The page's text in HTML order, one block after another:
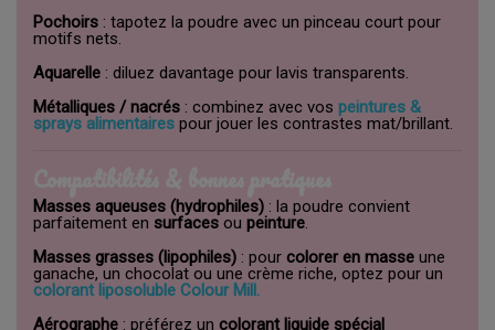
Pochoirs : tapotez la poudre avec un pinceau court pour
motifs nets.
Aquarelle : diluez davantage pour lavis transparents.
Métalliques / nacrés : combinez avec vos peintures &
sprays alimentaires pour jouer les contrastes mat/brillant.
Masses aqueuses (hydrophiles) : la poudre convient
parfaitement en surfaces ou peinture.
Masses grasses (lipophiles) : pour colorer en masse une
ganache, un chocolat ou une crème riche, optez pour un
colorant liposoluble Colour Mill.
Aérographe : préférez un colorant liquide spécial